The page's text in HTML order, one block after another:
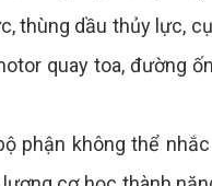
thùng dầu thủy lực,
quay toa, đường
phận không thể